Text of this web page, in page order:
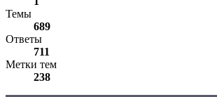
Темы
689
Ответы
711
Метки тем
238